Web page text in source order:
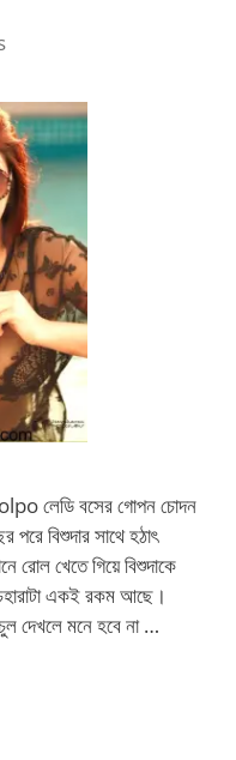
লেডি বসের গোপন চোদন
বিশুদার সাথে হঠাৎ
রোল খেতে গিয়ে বিশুদাকে
একই রকম আছে।
দেখলে মনে হবে না …